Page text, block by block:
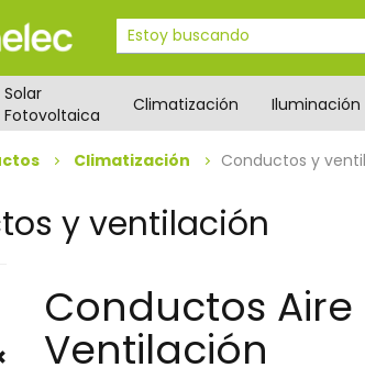
Solar
Fotovoltaica
Climatización Iluminación
Climatización Conductos y
y ventilación
Conductos
Ventilación